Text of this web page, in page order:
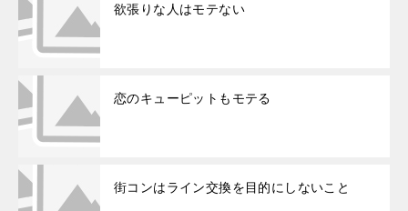
欲張りな人はモテない
恋のキューピットもモテる
街コンはライン交換を目的にしないこと